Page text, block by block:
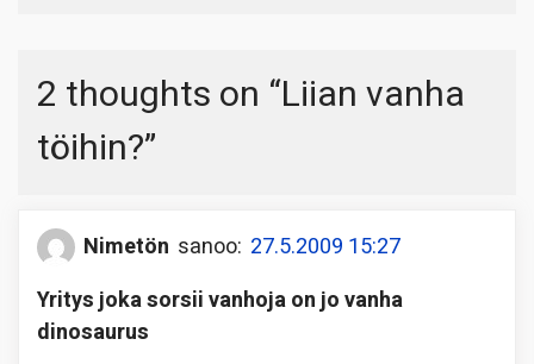
2 thoughts on “Liian vanha
töihin?”
Nimetön sanoo: 27.5.2009 15:27
Yritys joka sorsii vanhoja on jo vanha
dinosaurus